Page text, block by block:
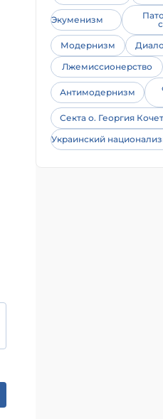
Экуменизм
Модернизм
Лжемиссионерство
Антимодернизм
Секта о. Георгия
Украинский